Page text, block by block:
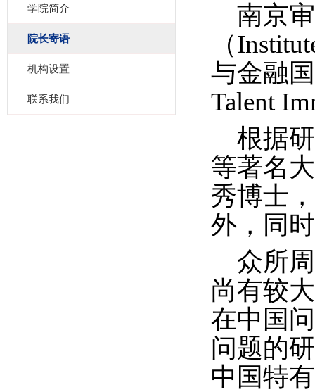
学院简介
院长寄语
机构设置
联系我们
南京
（
与金融
Talent
根据
等著名
秀博士
外，同
众所
尚有较
在中国
问题的
中国特